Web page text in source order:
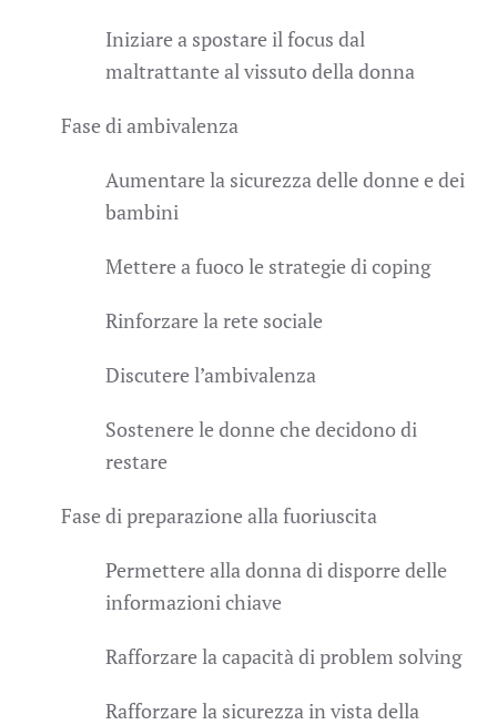
Iniziare a spostare il focus dal
maltrattante al vissuto della donna
Fase di ambivalenza
Aumentare la sicurezza delle donne e dei
bambini
Mettere a fuoco le strategie di coping
Rinforzare la rete sociale
Discutere l’ambivalenza
Sostenere le donne che decidono di
restare
Fase di preparazione alla fuoriuscita
Permettere alla donna di disporre delle
informazioni chiave
Rafforzare la capacità di problem solving
Rafforzare la sicurezza in vista della